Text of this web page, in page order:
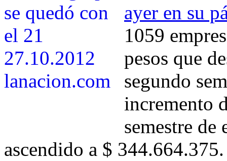
ayer en su
1059
pesos que
segundo
incremento
semestre de
ascendido a $ 344.664.375.